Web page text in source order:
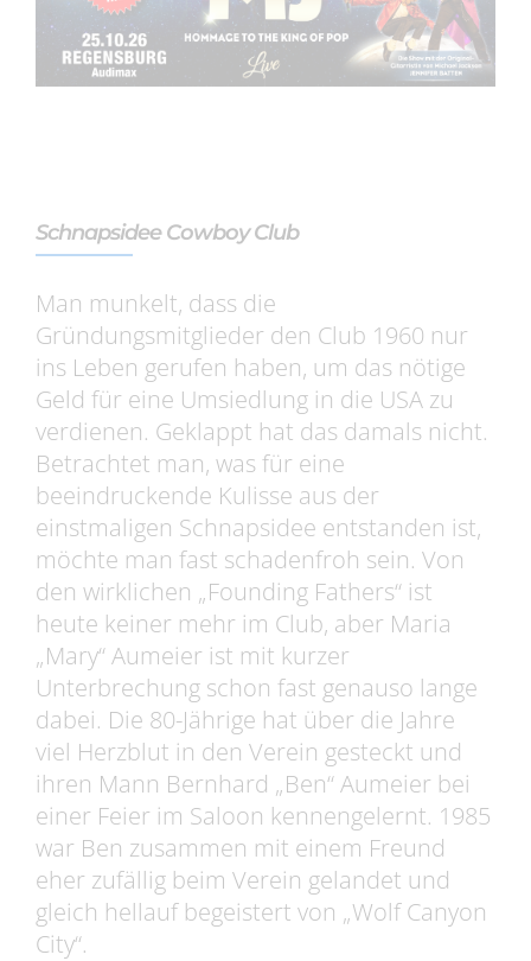
Schnapsidee Cowboy Club
Man munkelt, dass die
Gründungsmitglieder den Club 1960 nur
ins Leben gerufen haben, um das nötige
Geld für eine Umsiedlung in die USA zu
verdienen. Geklappt hat das damals nicht.
Betrachtet man, was für eine
beeindruckende Kulisse aus der
einstmaligen Schnapsidee entstanden ist,
möchte man fast schadenfroh sein. Von
den wirklichen „Founding Fathers“ ist
heute keiner mehr im Club, aber Maria
„Mary“ Aumeier ist mit kurzer
Unterbrechung schon fast genauso lange
dabei. Die 80-Jährige hat über die Jahre
viel Herzblut in den Verein gesteckt und
ihren Mann Bernhard „Ben“ Aumeier bei
einer Feier im Saloon kennengelernt. 1985
war Ben zusammen mit einem Freund
eher zufällig beim Verein gelandet und
gleich hellauf begeistert von „Wolf Canyon
City“.